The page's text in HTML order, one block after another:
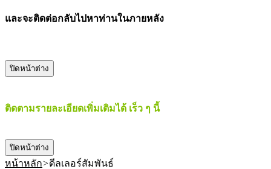
และจะติดต่อกลับไปหาท่านในภายหลัง
ปิดหน้าต่าง
ติดตามรายละเอียดเพิ่มเติมได้ เร็ว ๆ นี้
ปิดหน้าต่าง
หน้าหลัก>ดีลเลอร์สัมพันธ์